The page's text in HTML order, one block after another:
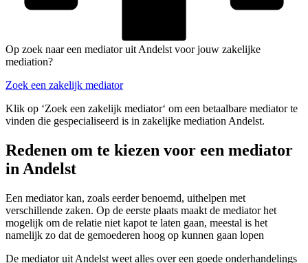
Op zoek naar een mediator uit Andelst voor jouw zakelijke
mediation?
Zoek een zakelijk mediator
Klik op ‘Zoek een zakelijk mediator‘ om een betaalbare mediator te
vinden die gespecialiseerd is in zakelijke mediation Andelst.
Redenen om te kiezen voor een mediator
in Andelst
Een mediator kan, zoals eerder benoemd, uithelpen met
verschillende zaken. Op de eerste plaats maakt de mediator het
mogelijk om de relatie niet kapot te laten gaan, meestal is het
namelijk zo dat de gemoederen hoog op kunnen gaan lopen
De mediator uit Andelst weet alles over een goede onderhandelings